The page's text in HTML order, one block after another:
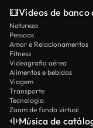
Vídeos de
Natureza
Pessoas
Amor e Relacionamentos
Fitness
Videografia aérea
Alimentos e bebidas
Viagem
Transporte
Tecnologia
Zoom de fundo virtual
Música de